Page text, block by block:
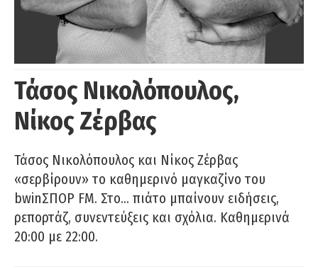
Τάσος Νικολόπουλος,
Νίκος Ζέρβας
Τάσος Νικολόπουλος και Νίκος Ζέρβας
«σερβίρουν» το καθημερινό μαγκαζίνο του
bwinΣΠΟΡ FM. Στο… πιάτο μπαίνουν ειδήσεις,
ρεπορτάζ, συνεντεύξεις και σχόλια. Καθημερινά
20:00 με 22:00.